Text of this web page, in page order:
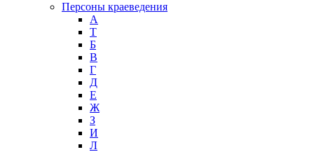
Персоны краеведения
А
T
Б
В
Г
Д
Е
Ж
З
И
Л